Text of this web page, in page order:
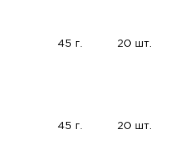
45 г. 20 шт.
45 г. 20 шт.